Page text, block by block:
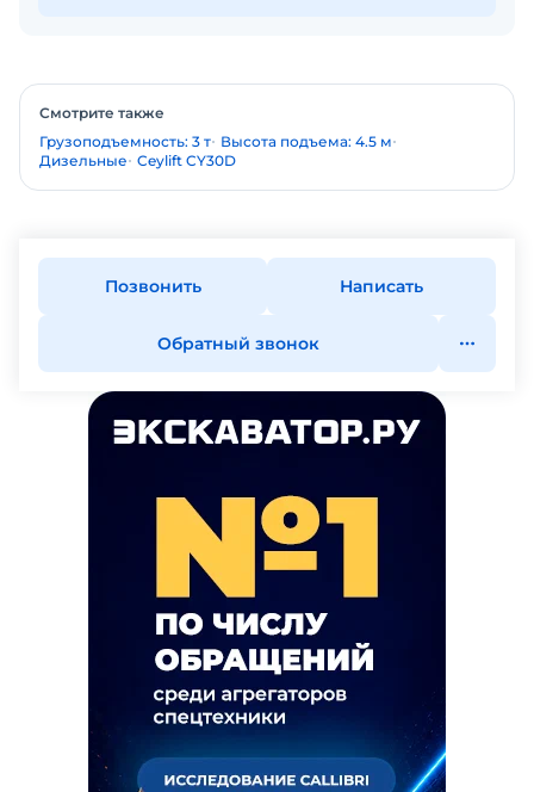
Смотрите также
Грузоподъемность: 3 т Высота подъема: 4.5 м
Дизельные Ceylift CY30D
Позвонить Написать
Обратный звонок